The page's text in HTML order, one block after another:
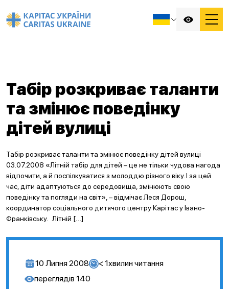
Табір розкриває таланти
та змінює поведінку
дітей вулиці
Табір розкриває таланти та змінює поведінку дітей вулиці
03.07.2008 «Літній табір для дітей – це не тільки чудова нагода
відпочити, а й поспілкуватися з молоддю різного віку. І за цей
час, діти адаптуються до середовища, змінюють свою
поведінку та погляди на світ», – відмічає Леся Дорош,
координатор соціального дитячого центру Карітас у Івано-
Франківську. Літній […]
10 Липня 2008 < 1хвилин читання
переглядів 140